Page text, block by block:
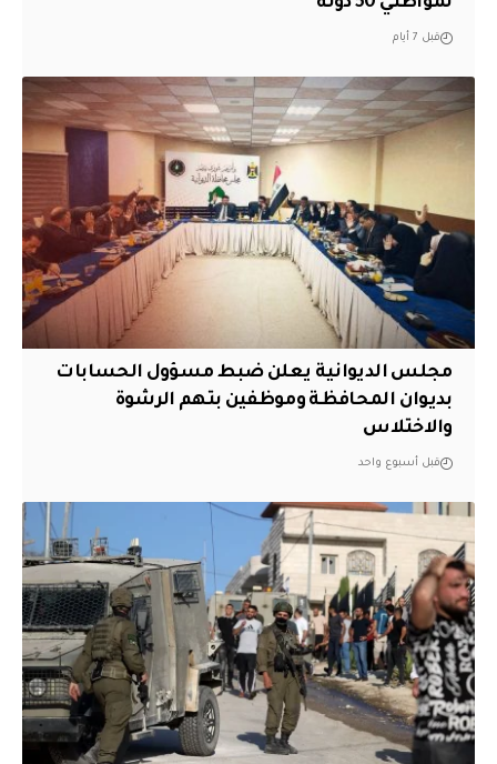
قبل 7 أيام
مجلس الديوانية يعلن ضبط مسؤول الحسابات
بديوان المحافظة وموظفين بتهم الرشوة
والاختلاس
قبل أسبوع واحد